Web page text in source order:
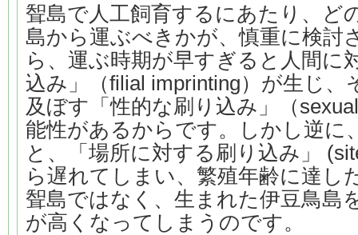
聟島で人工飼育するにあたり、ど
島から運ぶべきかが、慎重に検討
ら、運ぶ時期が早すぎると人間に
込み」（filial imprinting）が生じ、
及ぼす「性的な刷り込み」（
能性があるからです。しかし逆に
と、「場所に対する刷り込み」
ら遅れてしまい、繁殖年齢に達し
聟島ではなく、生まれた伊豆鳥島
が高くなってしまうのです。